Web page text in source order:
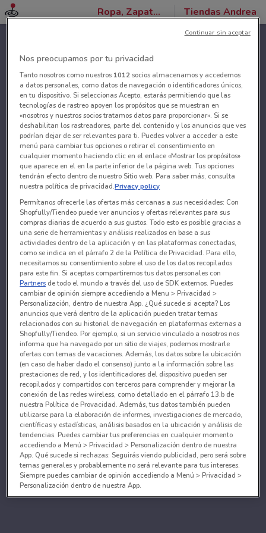
Ropa, Zapatos y Accesorios Tiendas Andrea
Nos preocupamos por tu privacidad
Tanto nosotros como nuestros 1012socios almacenamos y accedemos
a datos personales, como datos de navegación o identificadores únicos,
en tu dispositivo. Si seleccionas Acepto, estarás permitiendo que las
tecnologías de rastreo apoyen los propósitos que se muestran en
«nosotros y nuestros socios tratamos datos para proporcionar». Si se
deshabilitan los rastreadores, parte del contenido y los anuncios que ves
podrían dejar de ser relevantes para ti. Puedes volver a acceder a este
menú para cambiar tus opciones o retirar el consentimiento en
cualquier momento haciendo clic en el enlace «Mostrar los propósitos»
que aparece en el en la parte inferior de la página web. Tus opciones
tendrán efecto dentro de nuestro Sitio web. Para saber más, consulta
nuestra política de privacidad.Privacy policy
Permítanos ofrecerle las ofertas más cercanas a sus necesidades: Con
Shopfully/Tiendeo puede ver anuncios y ofertas relevantes para sus
compras diarias de acuerdo a sus gustos. Todo esto es posible gracias a
una serie de herramientas y análisis realizados en base a sus
actividades dentro de la aplicación y en las plataformas conectadas,
como se indica en el párrafo 2 de la Política de Privacidad. Para ello,
necesitamos su consentimiento sobre el uso de los datos recopilados
para este fin. Si aceptas compartiremos tus datos personales con
Partners de todo el mundo a través del uso de SDK externos. Puedes
cambiar de opinión siempre accediendo a Menu > Privacidad >
Personalización, dentro de nuestra App. ¿Qué sucede si acepta? Los
anuncios que verá dentro de la aplicación pueden tratar temas
relacionados con su historial de navegación en plataformas externas a
Shopfully/Tiendeo. Por ejemplo, si un servicio vinculado a nosotros nos
informa que ha navegado por un sitio de viajes, podemos mostrarle
ofertas con temas de vacaciones. Además, los datos sobre la ubicación
(en caso de haber dado el consenso) junto a la información sobre las
prestaciones de red, y los identificadores del dispositivo pueden ser
recopilados y compartidos con terceros para comprender y mejorar la
conexión de las redes wireless, como detallado en el párrafo 13.b de
nuestra Política de Provacidad. Además, tus datos también pueden
utilizarse para la elaboración de informes, investigaciones de mercado,
científicas y estadísticas, análisis basados en la ubicación y análisis de
tendencias. Puedes cambiar tus preferencias en cualquier momento
accediendo a Menú > Privacidad > Personalización dentro de nuestra
App. Qué sucede si rechazas: Seguirás viendo publicidad, pero será sobre
temas generales y probablemente no será relevante para tus intereses.
Siempre puedes cambiar de opinión accediendo a Menú > Privacidad >
Personalización dentro de nuestra App.
Continuar sin aceptar